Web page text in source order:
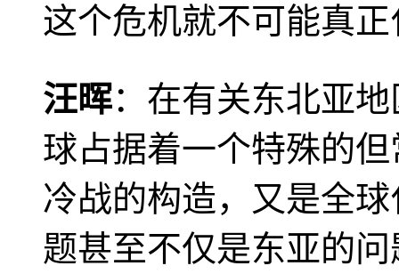
这个危机就不可能真
汪晖：在有关东北亚
球占据着一个特殊的
冷战的构造，又是全
题甚至不仅是东亚的